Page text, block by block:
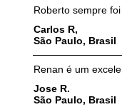
Roberto sempre
Carlos R,
São Paulo, Brasil
Renan é um
Jose R.
São Paulo, Brasil